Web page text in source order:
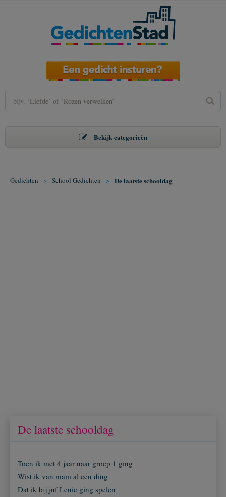
Bekijk categorieën
Gedichten > School Gedichten > De laatste schooldag
De laatste schooldag
Toen ik met 4 jaar naar groep 1 ging
Wist ik van mam al een ding
Dat ik bij juf Lenie ging spelen